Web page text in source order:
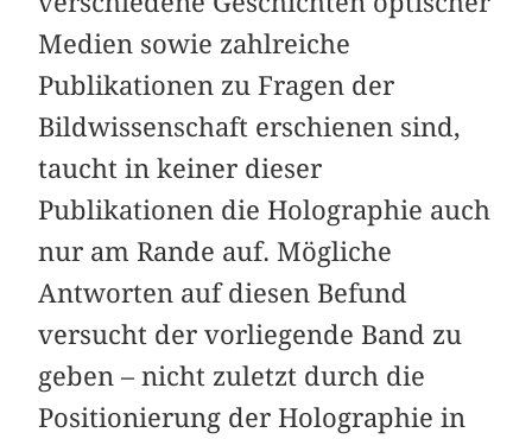
Medien sowie zahlreiche
Publikationen zu Fragen der
Bildwissenschaft erschienen sind,
taucht in keiner dieser
Publikationen die Holographie auch
nur am Rande auf. Mögliche
Antworten auf diesen Befund
versucht der vorliegende Band zu
geben – nicht zuletzt durch die
Positionierung der Holographie in